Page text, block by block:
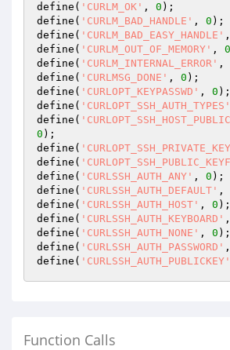
define( 'CURLM_OK' , 0 );
define( 'CURLM_BAD_HANDLE' , 0 );
define( 'CURLM_BAD_EASY_HANDLE'
define( 'CURLM_OUT_OF_MEMORY' , 0
define( 'CURLM_INTERNAL_ERROR' ,
define( 'CURLMSG_DONE' , 0 );
define( 'CURLOPT_KEYPASSWD' , 0 );
define( 'CURLOPT_SSH_AUTH_TYPES'
define(
0 );
define(
define(
define( 'CURLSSH_AUTH_ANY' , 0 );
define( 'CURLSSH_AUTH_DEFAULT' ,
define( 'CURLSSH_AUTH_HOST' , 0 );
define( 'CURLSSH_AUTH_KEYBOARD'
define( 'CURLSSH_AUTH_NONE' , 0 );
define( 'CURLSSH_AUTH_PASSWORD'
define( 'CURLSSH_AUTH_PUBLICKEY'
Function Calls